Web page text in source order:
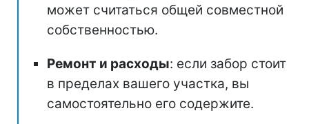
может считаться общей совместной
собственностью.
Ремонт и расходы: если забор стоит
в пределах вашего участка, вы
самостоятельно его содержите.